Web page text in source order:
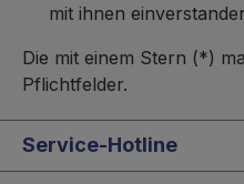
mit ihnen
Die mit einem Stern (*)
Pflichtfelder.
Service-Hotline